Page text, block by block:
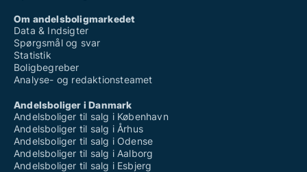
Om andelsboligmarkedet
Data & Indsigter
Spørgsmål og svar
Statistik
Boligbegreber
Analyse- og redaktionsteamet
Andelsboliger i Danmark
Andelsboliger til salg i København
Andelsboliger til salg i Århus
Andelsboliger til salg i Odense
Andelsboliger til salg i Aalborg
Andelsboliger til salg i Esbjerg